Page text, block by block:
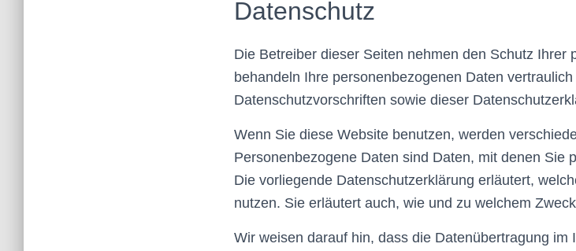
Datenschutz
Die Betreiber dieser Seiten nehmen den Schutz Ihrer
behandeln Ihre personenbezogenen Daten
Datenschutzvorschriften sowie dieser
Wenn Sie diese Website benutzen, werden
Personenbezogene Daten sind Daten, mit denen Sie
Die vorliegende Datenschutzerklärung erläutert,
nutzen. Sie erläutert auch, wie und zu welchem
Wir weisen darauf hin, dass die Datenübertragung im